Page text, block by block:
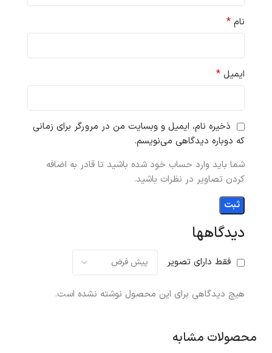
دیدگاهها
فقط دارای تصویر
هیچ دیدگاهی برای این محصول نوشته نشده است.
نام *
ایمیل *
ذخیره نام، ایمیل و وبسایت من در مرورگر برای زمانی
که دوباره دیدگاهی می‌نویسم.
شما باید وارد حساب خود شده باشید تا قادر به اضافه
کردن تصاویر در نظرات باشید.
محصولات مشابه